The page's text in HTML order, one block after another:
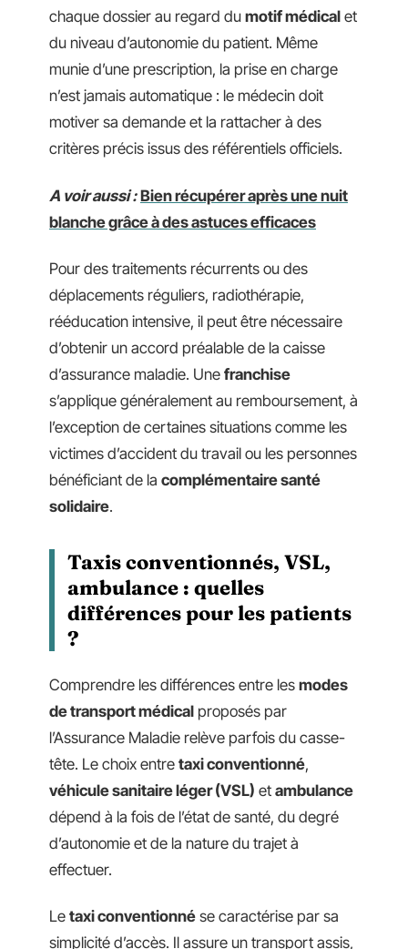
chaque dossier au regard du motif médical et
du niveau d’autonomie du patient. Même
munie d’une prescription, la prise en charge
n’est jamais automatique : le médecin doit
motiver sa demande et la rattacher à des
critères précis issus des référentiels officiels.
A voir aussi : Bien récupérer après une nuit
blanche grâce à des astuces efficaces
Pour des traitements récurrents ou des
déplacements réguliers, radiothérapie,
rééducation intensive, il peut être nécessaire
d’obtenir un accord préalable de la caisse
d’assurance maladie. Une franchise
s’applique généralement au remboursement, à
l’exception de certaines situations comme les
victimes d’accident du travail ou les personnes
bénéficiant de la complémentaire santé
solidaire.
Taxis conventionnés, VSL,
ambulance : quelles
différences pour les patients
?
Comprendre les différences entre les modes
de transport médical proposés par
l’Assurance Maladie relève parfois du casse-
tête. Le choix entre taxi conventionné,
véhicule sanitaire léger (VSL) et ambulance
dépend à la fois de l’état de santé, du degré
d’autonomie et de la nature du trajet à
effectuer.
Le taxi conventionné se caractérise par sa
simplicité d’accès. Il assure un transport assis,